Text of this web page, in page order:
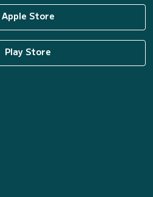
Apple Store
Play Store